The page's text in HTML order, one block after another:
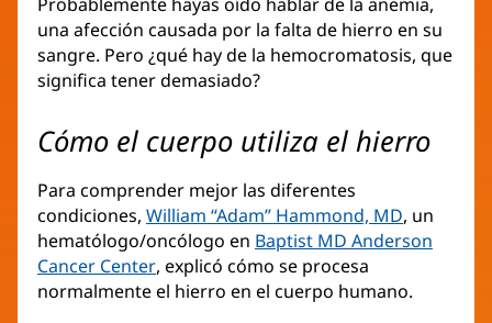
una afección causada por la falta de hierro en su
sangre. Pero ¿qué hay de la hemocromatosis, que
significa tener demasiado?
Cómo el cuerpo utiliza el hierro
Para comprender mejor las diferentes
condiciones, William “Adam” Hammond, MD(Se
abre
una
, un
hematólogo/oncólogo en Baptist MD Anderson
Cancer Center(Se
abre
, explicó cómo se procesa
normalmente el hierro en el cuerpo humano.